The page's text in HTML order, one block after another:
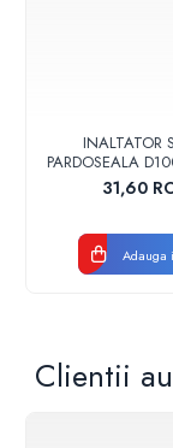
INALTATOR
PARDOSEALA
31,60
Adauga
Clientii